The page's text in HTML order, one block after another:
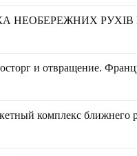
НЕОБЕРЕЖНИХ РУХІВ В
и отвращение.
комплекс